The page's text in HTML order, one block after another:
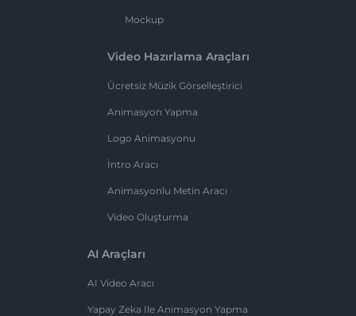
Mockup
Video Hazırlama Araçları
Ücretsiz Müzik Görselleştirici
Animasyon Yapma
Logo Animasyonu
İntro Aracı
Animasyonlu Metin Aracı
Video Oluşturma
AI Araçları
AI Video Aracı
Yapay Zeka Ile Animasyon Yapma